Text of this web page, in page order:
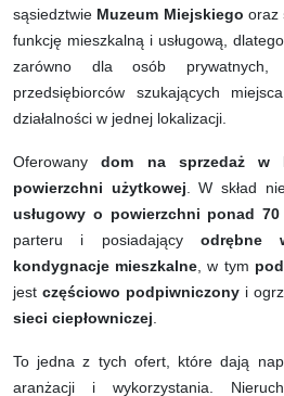
sąsiedztwie Muzeum Miejskiego oraz
funkcję mieszkalną i usługową,
zarówno dla osób
przedsiębiorców szukających
działalności w jednej lokalizacji.
Oferowanydom na sprzedaż w
powierzchni użytkowej . W skład
usługowy o powierzchni ponad 70
parteru i posiadający odrębne
kondygnacje mieszkalne , w tym
jest częściowo podpiwniczony i
sieci ciepłowniczej
To jedna z tych ofert, które dają
aranżacji i wykorzystania.